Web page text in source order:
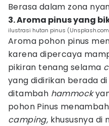
Berasa dalam zona
3. Aroma pinus yang
ilustrasi hutan pinus
Aroma pohon pinus
karena dipercaya
pikiran tenang selama
yang didirikan berada
ditambah hammock
pohon Pinus
camping, khususnya di